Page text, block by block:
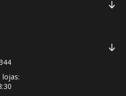
lojas: